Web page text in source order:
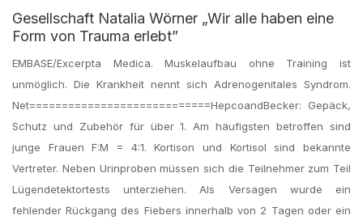
Gesellschaft Natalia Wörner „Wir alle haben eine
Form von Trauma erlebt”
EMBASE/Excerpta Medica. Muskelaufbau ohne Training ist
unmöglich. Die Krankheit nennt sich Adrenogenitales Syndrom.
Net============================HepcoandBecker: Gepäck,
Schutz und Zubehör für über 1. Am häufigsten betroffen sind
junge Frauen F:M = 4:1. Kortison und Kortisol sind bekannte
Vertreter. Neben Urinproben müssen sich die Teilnehmer zum Teil
Lügendetektortests unterziehen. Als Versagen wurde ein
fehlender Rückgang des Fiebers innerhalb von 2 Tagen oder ein